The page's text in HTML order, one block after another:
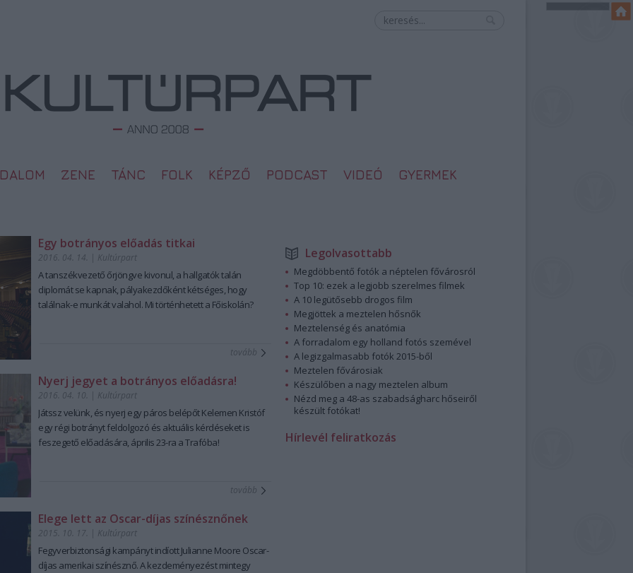
ZENE TÁNC FOLK KÉPZŐ PODCAST VIDEÓ GYERMEK
Egy botrányos előadás titkai
2016. 04. 14. | Kultúrpart
A tanszékvezető őrjöngve kivonul, a hallgatók talán
diplomát se kapnak, pályakezdőként kétséges, hogy
találnak-e munkát valahol. Mi történhetett a Főiskolán?
tovább
Nyerj jegyet a botrányos előadásra!
2016. 04. 10. | Kultúrpart
Játssz velünk, és nyerj egy páros belépőt Kelemen Kristóf
egy régi botrányt feldolgozó és aktuális kérdéseket is
feszegető előadására, április 23-ra a Trafóba!
tovább
Elege lett az Oscar-díjas színésznőnek
2015. 10. 17. | Kultúrpart
Fegyverbiztonsági kampánytindíottJulianne Moore Oscar-
díjas amerikai színésznő. A kezdeményezést mintegy
Legolvasottabb
Megdöbbentő fotók a néptelen fővárosról
Top 10: ezek a legjobb szerelmes filmek
A 10 legütősebb drogos film
Megjöttek a meztelen hősnők
Meztelenség és anatómia
A forradalom egy holland fotós szemével
A legizgalmasabb fotók 2015-ből
Meztelen fővárosiak
Készülőben a nagy meztelen album
Nézd meg a 48-as szabadságharc hőseiről
készült fotókat!
Hírlevél feliratkozás